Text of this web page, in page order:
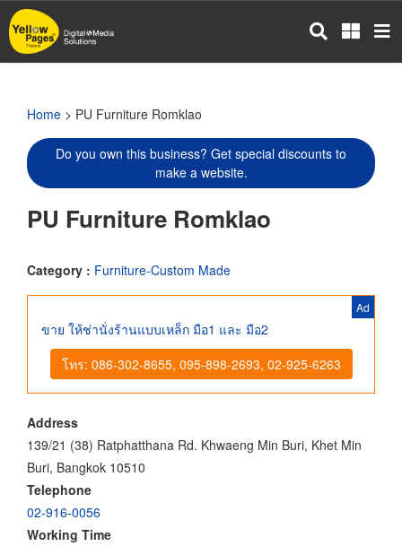
Skip
to
main
Home > PU Furniture Romklao
Do you own this business? Get special discounts to
make a website.
PU Furniture Romklao
Category : Furniture-Custom Made
Ad
ขาย ให้ช่านั่งร้านแบบเหล็ก มือ1 และ มือ2
โทร: 086-302-8655, 095-898-2693, 02-925-6263
Address
139/21 (38) Ratphatthana Rd. Khwaeng Min Buri, Khet Min
Buri, Bangkok 10510
Telephone
02-916-0056
Working Time